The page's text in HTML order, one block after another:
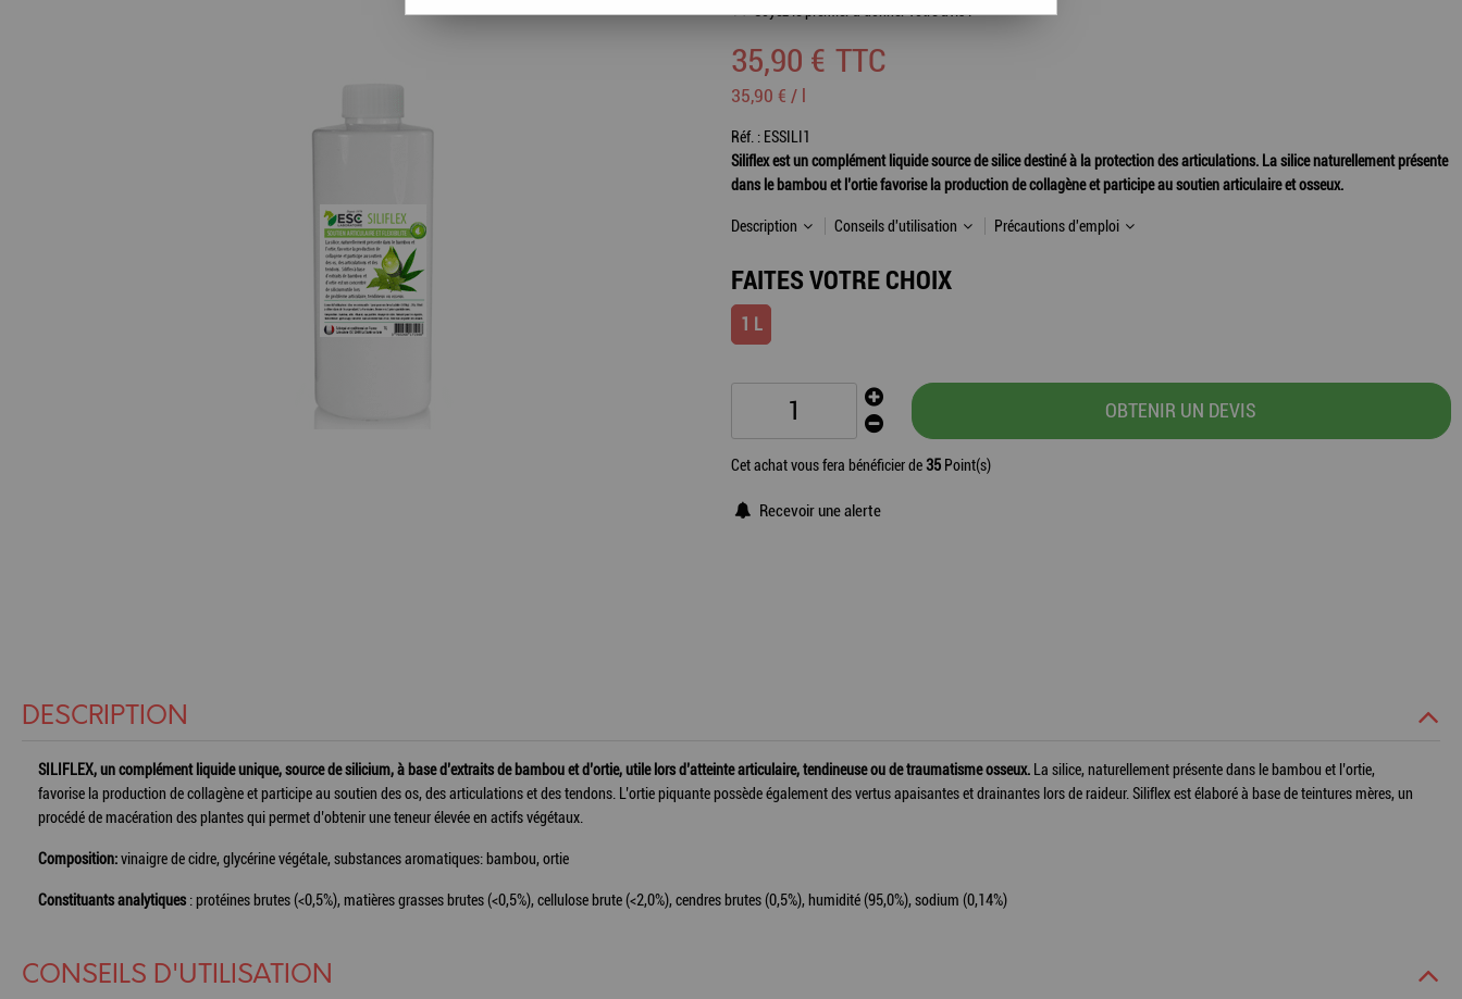
Soyez le premier à donner votre avis !
35,90 € TTC
35,90 € / l
Réf. : ESSILI1
Siliflex est un complément liquide source de silice destiné à la protection des articulations. La silice naturellement présente
dans le bambou et l’ortie favorise la production de collagène et participe au soutien articulaire et osseux.
Description Conseils d'utilisation Précautions d'emploi
FAITES VOTRE CHOIX
1 L
OBTENIR UN DEVIS
Cet achat vous fera bénéficier de35 Point(s)
Recevoir une alerte
DESCRIPTION
SILIFLEX, un complément liquide unique, source de silicium, à base d’extraits de bambou et d’ortie, utile lors d’atteinte articulaire, tendineuse ou de traumatisme osseux. La silice, naturellement présente dans le bambou et l’ortie,
favorise la production de collagène et participe au soutien des os, des articulations et des tendons. L’ortie piquante possède également des vertus apaisantes et drainantes lors de raideur. Siliflex est élaboré à base de teintures mères, un
procédé de macération des plantes qui permet d’obtenir une teneur élevée en actifs végétaux.
Composition:vinaigre de cidre, glycérine végétale, substances aromatiques: bambou, ortie
Constituants analytiques: protéines brutes (<0,5%), matières grasses brutes (<0,5%), cellulose brute (<2,0%), cendres brutes (0,5%), humidité (95,0%), sodium (0,14%)
CONSEILS D'UTILISATION